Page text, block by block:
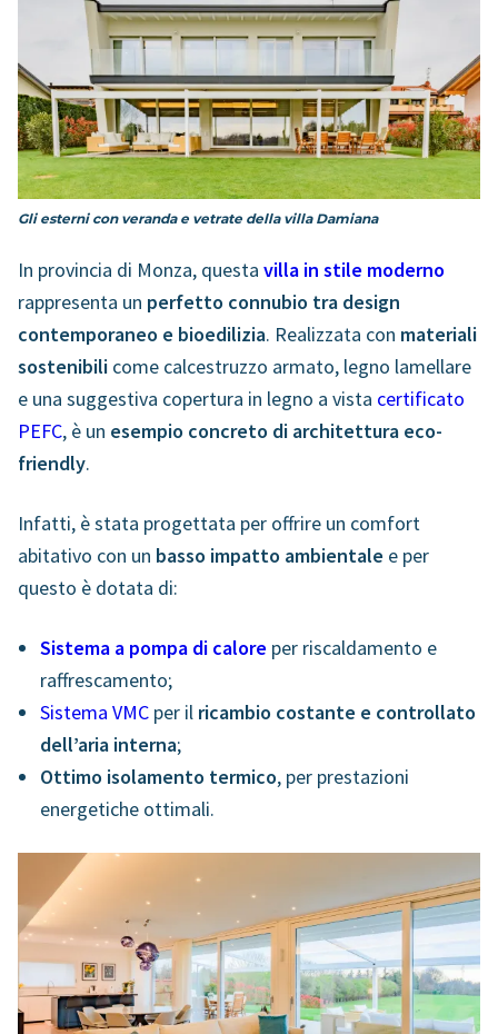
Gli esterni con veranda e vetrate della villa Damiana
In provincia di Monza, questa villa in stile moderno
rappresenta un perfetto connubio tra design
contemporaneo e bioedilizia. Realizzata con materiali
sostenibili come calcestruzzo armato, legno lamellare
e una suggestiva copertura in legno a vista certificato
PEFC, è un esempio concreto di architettura eco-
friendly.
Infatti, è stata progettata per offrire un comfort
abitativo con un basso impatto ambientale e per
questo è dotata di:
Sistema a pompa di calore per riscaldamento e
raffrescamento;
Sistema VMC per il ricambio costante e controllato
dell’aria interna;
Ottimo isolamento termico, per prestazioni
energetiche ottimali.